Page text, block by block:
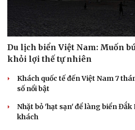
Du lịch biển Việt Nam: Muốn
khỏi lợi thế tự nhiên
Khách quốc tế đến Việt Nam 7
số nổi bật
Nhặt bỏ 'hạt sạn' để làng biển Đắk
khách